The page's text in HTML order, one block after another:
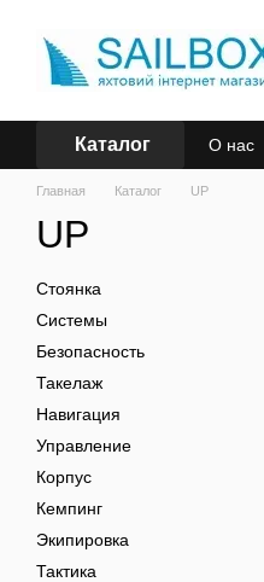
Каталог О нас
Главная Каталог UP
UP
Стоянка
Системы
Безопасность
Такелаж
Навигация
Управление
Корпус
Кемпинг
Экипировка
Тактика